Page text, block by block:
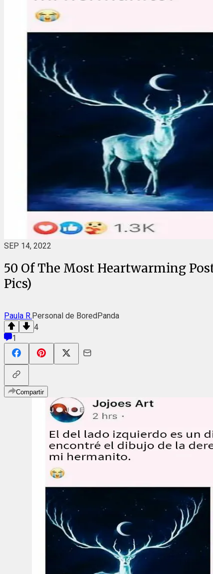
SEP 14, 2022
50 Of The Most Heartwarming
Pics)
Paula R.Personal de BoredPanda
4
1
Compartir